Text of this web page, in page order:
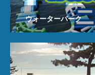
ウォーターパーク